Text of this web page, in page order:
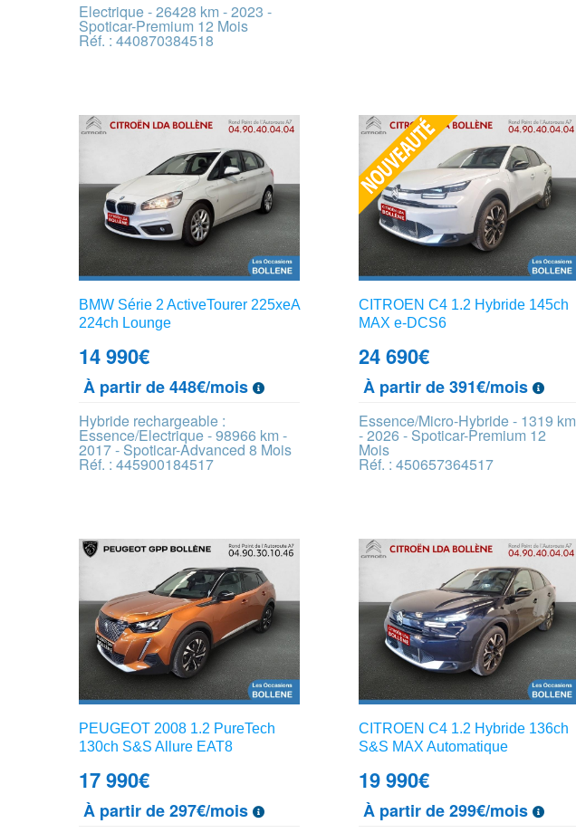
Electrique - 26428 km - 2023 -
Spoticar-Premium 12 Mois
Réf. : 440870384518
BMW Série 2 ActiveTourer 225xeA
224ch Lounge
14 990€
À partir de 448€/mois
Hybride rechargeable :
Essence/Electrique - 98966 km -
2017 - Spoticar-Advanced 8 Mois
Réf. : 445900184517
CITROEN C4 1.2 Hybride 145ch
MAX e-DCS6
24 690€
À partir de 391€/mois
Essence/Micro-Hybride - 1319 km
- 2026 - Spoticar-Premium 12
Mois
Réf. : 450657364517
PEUGEOT 2008 1.2 PureTech
130ch S&S Allure EAT8
17 990€
À partir de 297€/mois
CITROEN C4 1.2 Hybride 136ch
S&S MAX Automatique
19 990€
À partir de 299€/mois